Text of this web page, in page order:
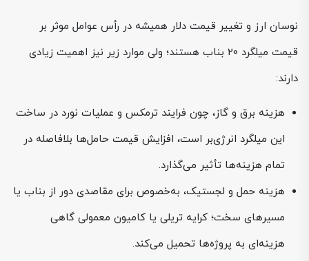
نوسان ارز و تغییر قیمت دلار همیشه در رأس عوامل موثر بر
قیمت میلگرد 20 بناب هستند؛ ولی موارد زیر نیز اهمیت زیادی
دارند:
هزینه برق و گاز، چون فرایند ترمکس و عملیات نورد در ساخت
این میلگرد انرژی‌بر است، افزایش قیمت حامل‌ها بلافاصله در
تمام هزینه‌ها تأثیر می‌گذارد.
هزینه حمل و لجستیک، به‌خصوص برای مقاصدی دور از بناب یا
مسیرهای سخت؛ کرایه تریلی یا کامیون معمولی گاهی
هزینه‌ای به پروژه‌ها تحمیل می‌کند.